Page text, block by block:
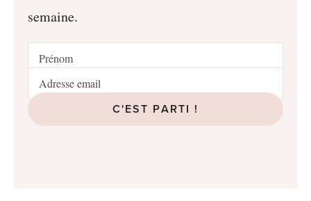
semaine.
C'EST PARTI !